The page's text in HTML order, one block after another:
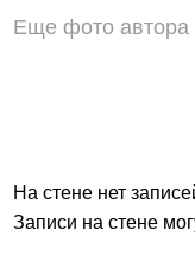
Еще фото автора
На стене нет
Записи на стене